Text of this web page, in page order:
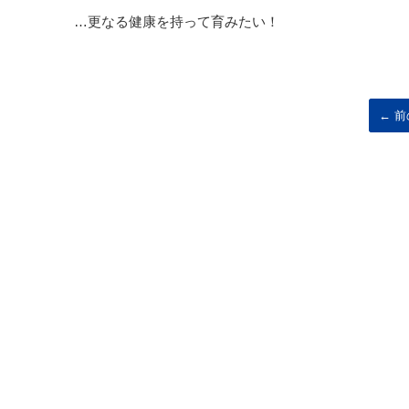
…更なる健康を持って育みたい！
← 前